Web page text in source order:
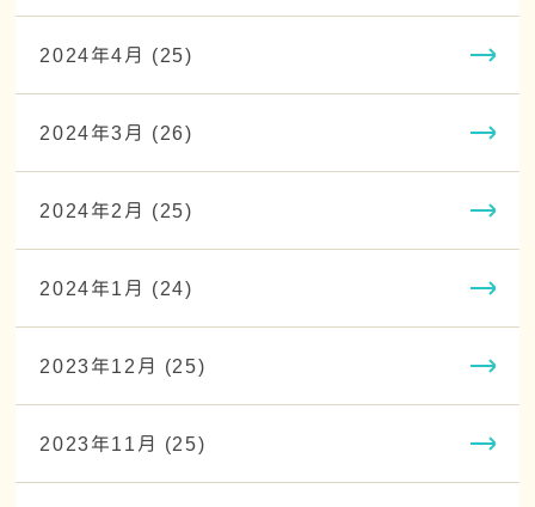
2024年4月 (25)
2024年3月 (26)
2024年2月 (25)
2024年1月 (24)
2023年12月 (25)
2023年11月 (25)